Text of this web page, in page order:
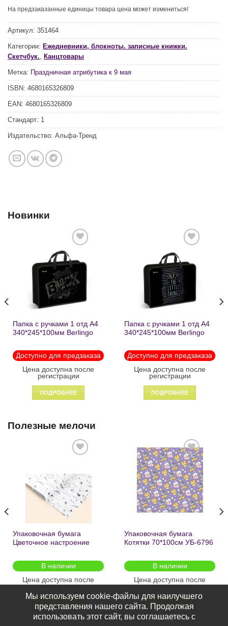
На предзаказанные единицы товара цена может измениться!
Артикул: 351464
Категории: Ежедневники, блокноты. записные книжки.
Скетчбук.
Канцтовары
Метка: Праздничная атрибутика к 9 мая
ISBN: 4680165326809
EAN: 4680165326809
Стандарт: 1
Издательство: Альфа-Тренд
Новинки
Добавить
в список
желаний
Папка с ручками 1 отд А4
340*245*100мм Berlingo
молнии1246
Доступно для предзаказа
Цена доступна после
регистрации
ПОДРОБНЕЕ
Добавить
в список
желаний
Папка с ручками 1 отд А4
340*245*100мм Berlingo
пластик на молнии 1215
Доступно для предзаказа
Цена доступна после
регистрации
ПОДРОБНЕЕ
Полезные мелочи
желаний
Упаковочная бумага
Цветочное настроение
2шт/
В наличии
Цена доступна после
регистрации
Добавить
в список
желаний
Упаковочная бумага
Котятки 70*100см УБ-6796
В наличии
Цена доступна после
регистрации
ПОДРОБНЕЕ
Мы используем cookie-файлы для наилучшего
представления нашего сайта. Продолжая
использовать этот сайт, вы соглашаетесь с